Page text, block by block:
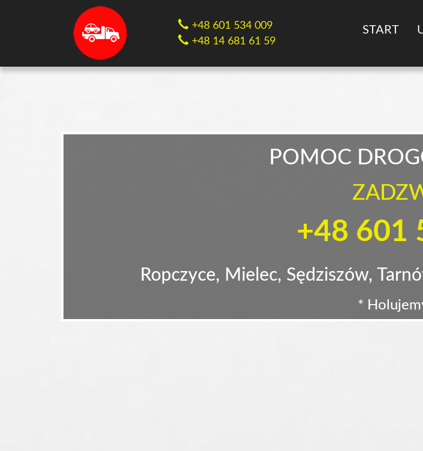
+48 601 534 009
+48 14 681 61 59
START
POMOC
+48 601
Ropczyce, Mielec, Sędziszów,
*